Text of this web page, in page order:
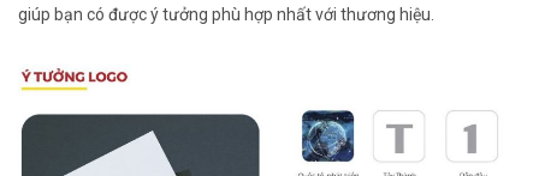
giúp bạn có được ý tưởng phù hợp nhất với thương hiệu.